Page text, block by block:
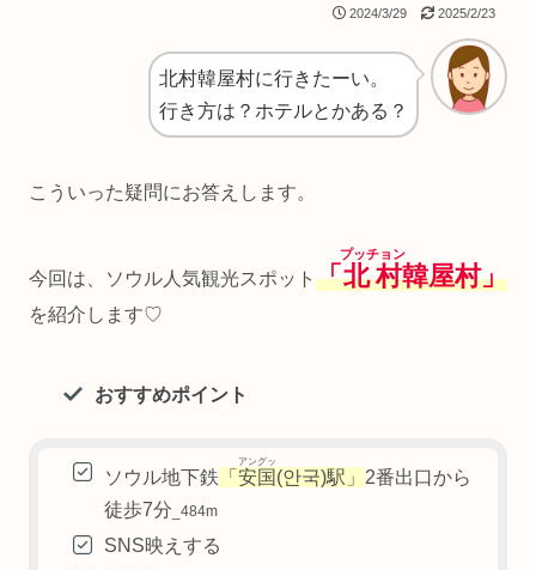
2024/3/29 2025/2/23
北村韓屋村に行きたーい。
行き方は？ホテルとかある？
こういった疑問にお答えします。
今回は、ソウル人気観光スポット 「北村
プッチョン
韓屋村」
を紹介します♡
おすすめポイント
ソウル地下鉄 「 安国
アングッ
(안국)駅」 2番出口から
徒歩7分 _484m
SNS映えする